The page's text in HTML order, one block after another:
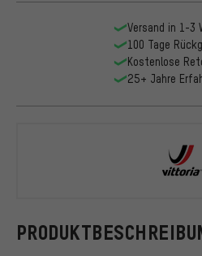
Versand in 1-3
100 Tage
Kostenlose
25+ Jahre